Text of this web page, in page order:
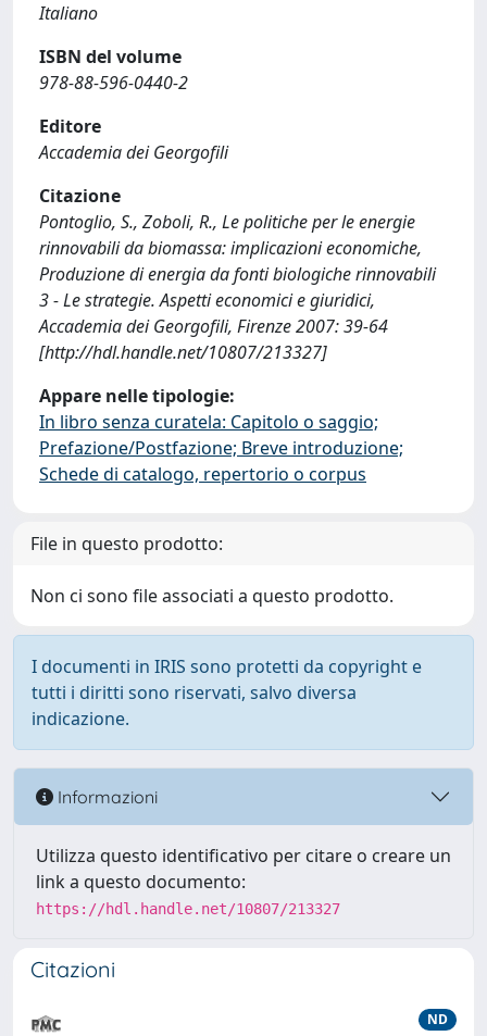
Italiano
ISBN del volume
978-88-596-0440-2
Editore
Accademia dei Georgofili
Citazione
Pontoglio, S., Zoboli, R., Le politiche per le energie
rinnovabili da biomassa: implicazioni economiche,
Produzione di energia da fonti biologiche rinnovabili
3 - Le strategie. Aspetti economici e giuridici,
Accademia dei Georgofili, Firenze 2007: 39-64
[http://hdl.handle.net/10807/213327]
Appare nelle tipologie:
In libro senza curatela: Capitolo o saggio;
Prefazione/Postfazione; Breve introduzione;
Schede di catalogo, repertorio o corpus
File in questo prodotto:
Non ci sono file associati a questo prodotto.
I documenti in IRIS sono protetti da copyright e
tutti i diritti sono riservati, salvo diversa
indicazione.
Informazioni
Utilizza questo identificativo per citare o creare un
link a questo documento:
https://hdl.handle.net/10807/213327
Citazioni
ND